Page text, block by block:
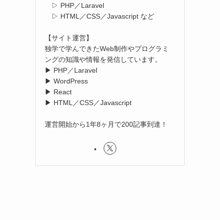
▷ PHP／Laravel
▷ HTML／CSS／Javascript など
【サイト運営】
独学で学んできたWeb制作やプログラミ
ングの知識や情報を発信しています。
▶ PHP／Laravel
▶ WordPress
▶ React
▶ HTML／CSS／Javascript
運営開始から1年8ヶ月で200記事到達！